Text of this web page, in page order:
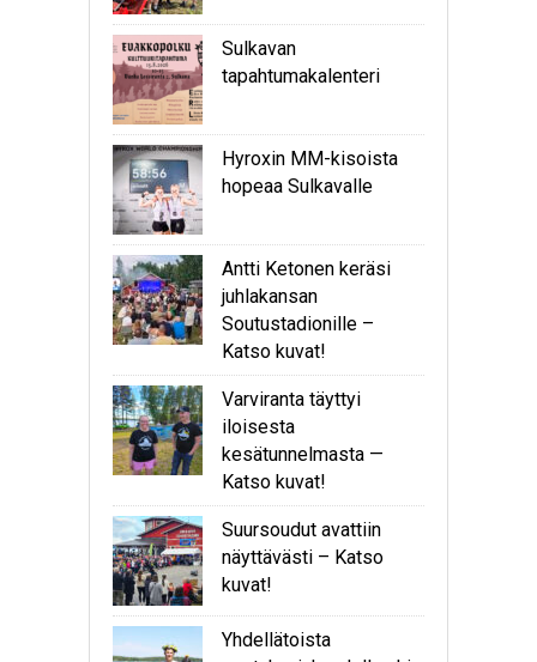
Sulkavan
tapahtumakalenteri
Hyroxin MM-kisoista
hopeaa Sulkavalle
Antti Ketonen keräsi
juhlakansan
Soutustadionille –
Katso kuvat!
Varviranta täyttyi
iloisesta
kesätunnelmasta —
Katso kuvat!
Suursoudut avattiin
näyttävästi – Katso
kuvat!
Yhdellätoista